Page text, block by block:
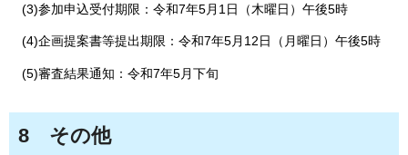
(3)参加申込受付期限：令和7年5月1日（木曜日）午後5時
(4)企画提案書等提出期限：令和7年5月12日（月曜日）午後5時
(5)審査結果通知：令和7年5月下旬
8 その他